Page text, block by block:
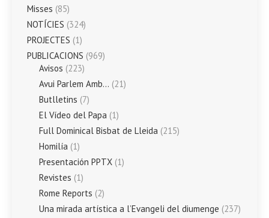
Misses (85)
NOTÍCIES (324)
PROJECTES (1)
PUBLICACIONS (969)
Avisos (223)
Avui Parlem Amb… (21)
Butlletins (7)
El Vídeo del Papa (1)
Full Dominical Bisbat de Lleida (215)
Homilía (1)
Presentación PPTX (1)
Revistes (1)
Rome Reports (2)
Una mirada artística a l’Evangeli del diumenge (237)